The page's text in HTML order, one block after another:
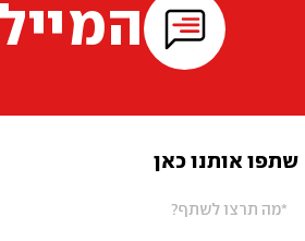
שתפו אותנו כאן